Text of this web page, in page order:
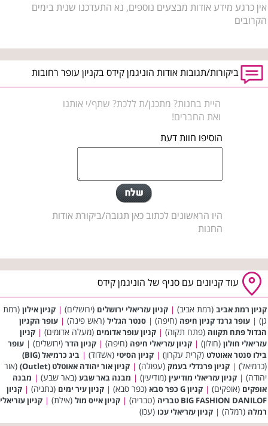
אין כרגע מידע אודות מבצעים נוספים, נא התעדכנו שנית בימים
הקרובים
ביקורות/תגובות אודות הוניגמן קידס בקניון עופר רחובות
היית בחנות? מתכנן/ת ללכת? שתף/י אותנו
ואת החברים!
הוסיפו חוות דעת
היו הראשונים לכתוב כאן תגובה/ביקורת אודות
החנות
עוד קניונים עם סניף של הוניגמן קידס
קניון רמת אביב (רמת אביב) | קניון עזריאלי ירושלים (ירושלים) | קניון אילון (רמת
גן) | עופר גרנד קניון חיפה (חיפה) | סנטר הגליל (ראש פינה) | עופר הקניון
הגדול פתח תקווה (פתח תקוה) | קניון עופר אדומים (מעלה אדומים) | קניון
עזריאלי חולון (חולון) | קניון עזריאלי חיפה (חיפה) | קניון הדר (ירושלים) | עופר
בילו סנטר אאוטלט (קרית עקרון) | קניון הסיטי (אשדוד) | ביג כרמיאל (BIG)
(כרמיאל) | קניון פרנדלי בעמק (עפולה) | קניון אור יהודה אאוטלט (Outlet)
(אור
יהודה) | קניון עזריאלי מודיעין (מודיעין) | מבנה באר שבע (באר שבע) | מבנה
אופקים (אופקים) | קניון G כפר סבא (כפר סבא) | קניון עיר ימים (נתניה) | קניון
BIG FASHION DANILOF טבריה
(טבריה) | קניון אייס מול (אילת) | קניון עזריאלי
רמלה (רמלה) | קניון עזריאלי עכו (עכו)